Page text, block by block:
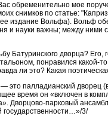
обременительно мое
снимков по статье:
издание Вольфа). Вольф
и науки важны; между ними
Батуринского дворца? Его,
понравился какой-
ли это? Какая
это палладианский дворец
время он «включен в
Дворцово-парковый
государственности…»/3/